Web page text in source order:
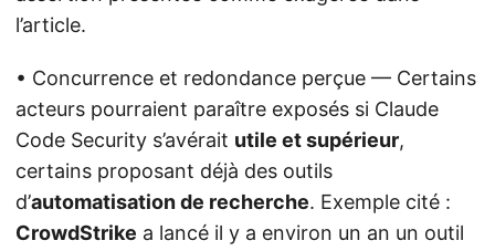
l’article.
• Concurrence et redondance perçue — Certains
acteurs pourraient paraître exposés si Claude
Code Security s’avérait utile et supérieur,
certains proposant déjà des outils
d’automatisation de recherche. Exemple cité :
CrowdStrike a lancé il y a environ un an un outil